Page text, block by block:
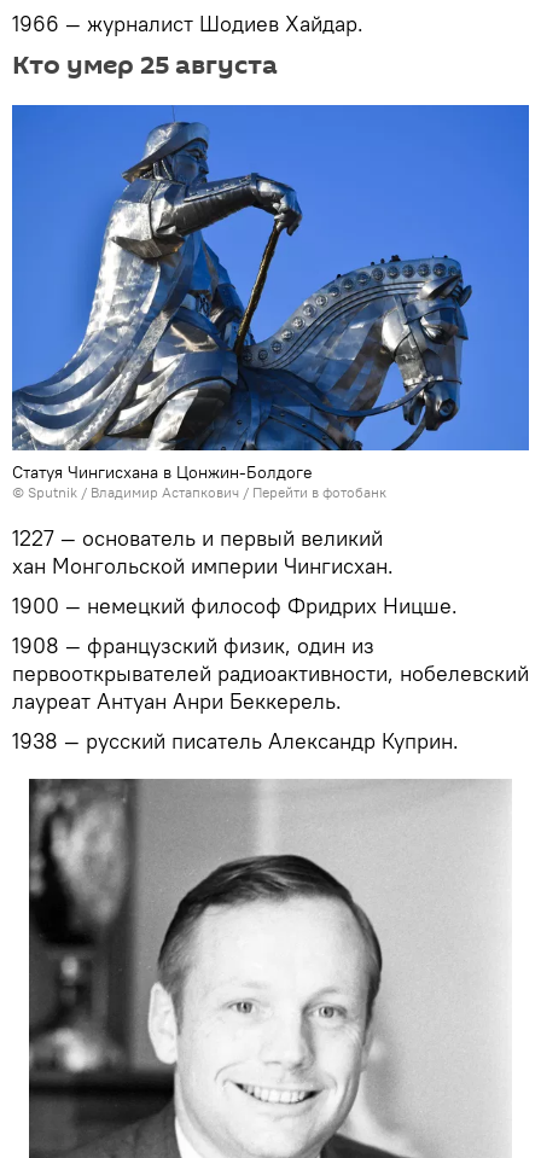
1966 — журналист Шодиев Хайдар.
Кто умер 25 августа
Статуя Чингисхана в Цонжин-Болдоге
© Sputnik / Владимир Астапкович / Перейти в фотобанк
1227 — основатель и первый великий
хан Монгольской империи Чингисхан.
1900 — немецкий философ Фридрих Ницше.
1908 — французский физик, один из
первооткрывателей радиоактивности, нобелевский
лауреат Антуан Анри Беккерель.
1938 — русский писатель Александр Куприн.